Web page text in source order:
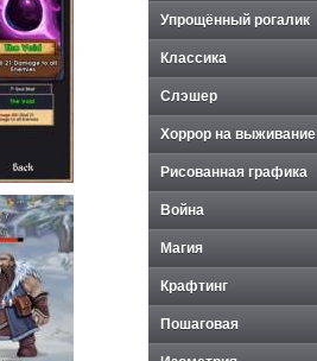
Упрощённый рогалик
Классика
Слэшер
Хоррор на выживание
Рисованная графика
Война
Магия
Крафтинг
Пошаговая